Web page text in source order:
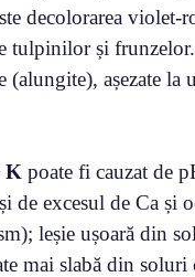
decolorarea violet-
tulpinilor și
(alungite), așezate la
K poate fi cauzat de
de excesul de Ca și
leșie ușoară din
mai slabă din soluri